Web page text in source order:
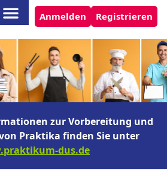
Anmelden Registrieren
zur Vorbereitung und
Praktika finden Sie unter
dus.de